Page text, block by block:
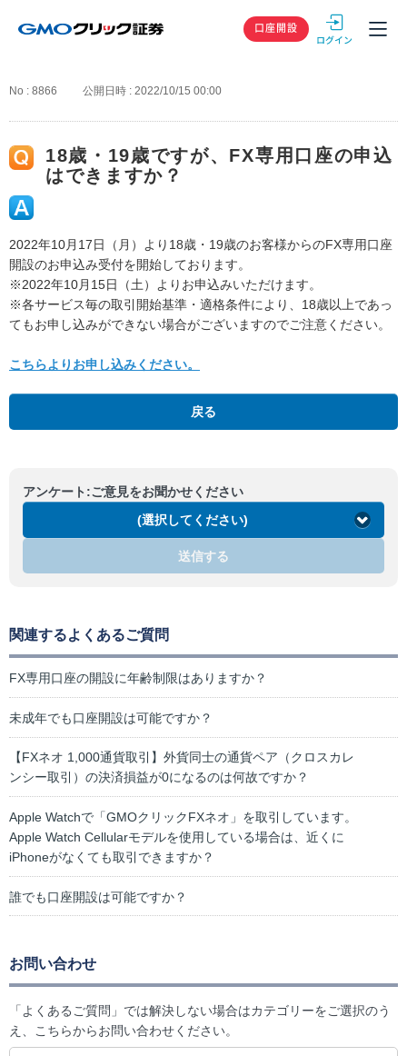
GMOクリック
口座開設
No : 8866 公開日時 : 2022/10/15 00:00
18歳・19歳ですが、FX専用口座の申込
はできますか？
2022年10月17日（月）より18歳・19歳のお客様からのFX専用口座
開設のお申込み受付を開始しております。
※2022年10月15日（土）よりお申込みいただけます。
※各サービス毎の取引開始基準・適格条件により、18歳以上であっ
てもお申し込みができない場合がございますのでご注意ください。
こちらよりお申し込みください。
戻る
アンケート:ご意見をお聞かせください
(選択してください)
送信する
関連するよくあるご質問
FX専用口座の開設に年齢制限はありますか？
未成年でも口座開設は可能ですか？
【FXネオ 1,000通貨取引】外貨同士の通貨ペア（クロスカレ
ンシー取引）の決済損益が0になるのは何故ですか？
Apple Watchで「GMOクリックFXネオ」を取引しています。
Apple Watch Cellularモデルを使用している場合は、近くに
iPhoneがなくても取引できますか？
誰でも口座開設は可能ですか？
お問い合わせ
「よくあるご質問」では解決しない場合はカテゴリーをご選択のう
え、こちらからお問い合わせください。